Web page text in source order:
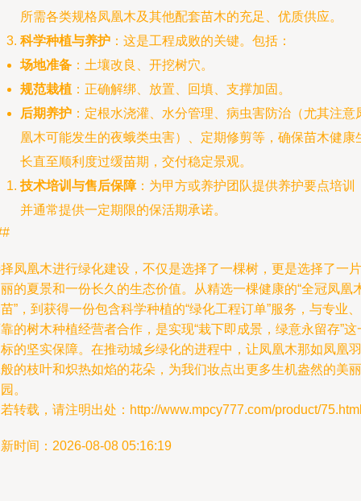
所需各类规格凤凰木及其他配套苗木的充足、优质供应。
科学种植与养护 ：这是工程成败的关键。包括：
场地准备 ：土壤改良、开挖树穴。
规范栽植 ：正确解绑、放置、回填、支撑加固。
后期养护 ：定根水浇灌、水分管理、病虫害防治（尤其注意
凰木可能发生的夜蛾类虫害）、定期修剪等，确保苗木健康
长直至顺利度过缓苗期，交付稳定景观。
技术培训与售后保障：为甲方或养护团队提供养护要点培训
并通常提供一定期限的保活期承诺。
凤凰木进行绿化建设，不仅是选择了一棵树，更是选择了一片
的夏景和一份长久的生态价值。从精选一棵健康的“全冠凤凰
”，到获得一份包含科学种植的“绿化工程订单”服务，与专业、
的树木种植经营者合作，是实现“栽下即成景，绿意永留存”这
的坚实保障。在推动城乡绿化的进程中，让凤凰木那如凤凰羽
的枝叶和炽热如焰的花朵，为我们妆点出更多生机盎然的美丽
。
转载，请注明出处：http://www.mpcy777.com/product/
时间：2026-08-08 05:16:19